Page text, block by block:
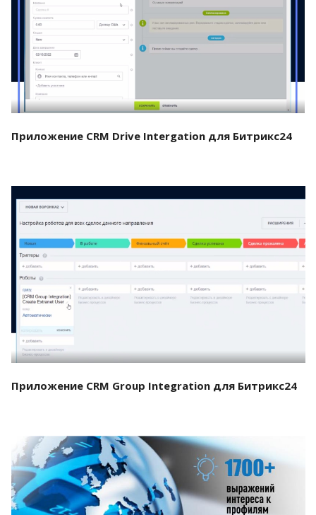
Смотреть проект
Приложение CRM Drive Intergation для Битрикс24
Смотреть проект
Приложение CRM Group Integration для Битрикс24